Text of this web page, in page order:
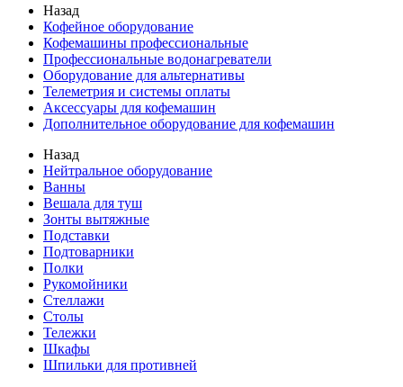
Назад
Кофейное оборудование
Кофемашины профессиональные
Профессиональные водонагреватели
Оборудование для альтернативы
Телеметрия и системы оплаты
Аксессуары для кофемашин
Дополнительное оборудование для кофемашин
Назад
Нейтральное оборудование
Ванны
Вешала для туш
Зонты вытяжные
Подставки
Подтоварники
Полки
Рукомойники
Стеллажи
Столы
Тележки
Шкафы
Шпильки для противней